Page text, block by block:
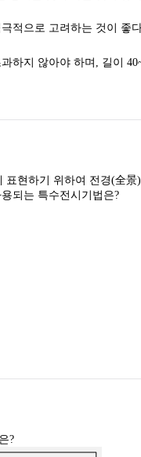
다층으로 계획할 경우, 시야의 개방감을 적극적으로 고려하는 것이
마다 변화
)으로 펼쳐지도
중요시될 때 사용되는 특수전시기법은?
?